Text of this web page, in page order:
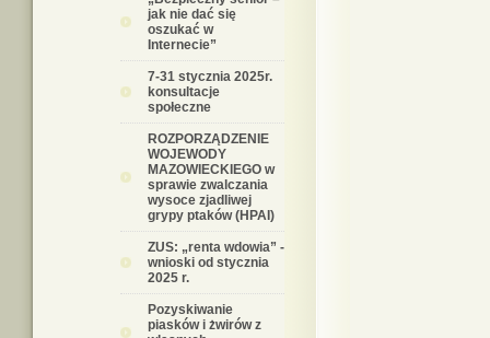
jak nie dać się
oszukać w
Internecie”
7-31 stycznia 2025r.
konsultacje
społeczne
ROZPORZĄDZENIE
WOJEWODY
MAZOWIECKIEGO w
sprawie zwalczania
wysoce zjadliwej
grypy ptaków (HPAI)
ZUS: „renta wdowia” -
wnioski od stycznia
2025 r.
Pozyskiwanie
piasków i żwirów z